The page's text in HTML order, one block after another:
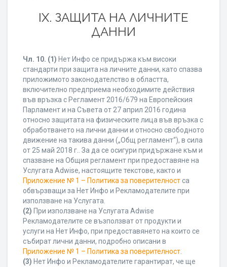
IХ. ЗАЩИТА НА ЛИЧНИТЕ
ДАННИ
Чл. 10. (1) Нет Инфо се придържа към високи
стандарти при защита на личните данни, като спазва
приложимото законодателство в областта,
включително предприема необходимите действия
във връзка с Регламент 2016/679 на Европейския
Парламент и на Съвета от 27 април 2016 година
относно защитата на физическите лица във връзка с
обработването на лични данни и относно свободното
движение на такива данни („Общ регламент“), в сила
от 25 май 2018 г.. За да се осигури придържане към и
спазване на Общия регламент при предоставяне на
Услугата Adwise, настоящите текстове, както и
Приложение № 1 – Политика за поверителностса
обвързващи за Нет Инфо и Рекламодателите при
използване на Услугата.
(2) При използване на Услугата Adwise
Рекламодателите се възползват от продукти и
услуги на Нет Инфо, при предоставянето на които се
събират лични данни, подробно описани в
Приложение № 1 – Политика за поверителност
(3) Нет Инфо и Рекламодателите гарантират, че ще